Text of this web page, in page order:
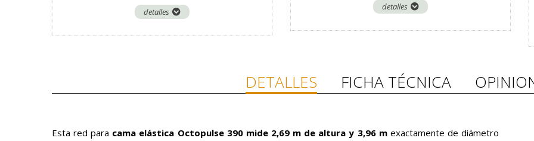
detalles
detalles
DETALLES FICHA TÉCNICA
Esta red para cama elástica Octopulse 390 mide 2,69 m de altura y 3,96 mexactamente de diámetro